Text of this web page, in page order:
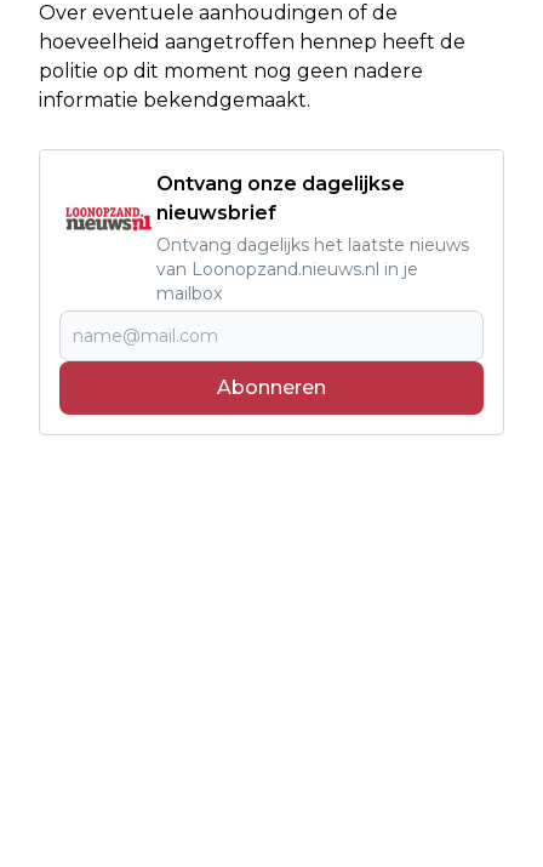
Over eventuele aanhoudingen of de
hoeveelheid aangetroffen hennep heeft de
politie op dit moment nog geen nadere
informatie bekendgemaakt.
Ontvang onze dagelijkse
nieuwsbrief
Ontvang dagelijks het laatste nieuws
van Loonopzand.nieuws.nl in je
mailbox
Abonneren